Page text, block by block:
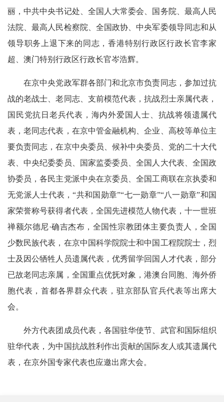
丽，中共中央书记处、全国人大常委会、国务院、最高人民
法院、最高人民检察院、全国政协、中央军委领导同志和从
领导职务上退下来的同志，香港特别行政区行政长官李家
超、澳门特别行政区行政长官岑浩辉。
在京中央党政军群各部门和北京市负责同志，参加过抗
战的老战士、老同志、支前模范代表，抗战烈士亲属代表，
国民党抗日老兵代表，海内外爱国人士、抗战将领遗属代
表，老同志代表，在京中管金融机构、企业、高校等单位主
要负责同志，在京中央委员、候补中央委员、党的二十大代
表、中央纪委委员、国家监委委员、全国人大代表、全国政
协委员，各民主党派中央在京委员、全国工商联在京执委和
无党派人士代表，“共和国勋章”“七一勋章”“八一勋章”和国
家荣誉称号获得者代表，全国先进模范人物代表，十一世班
禅额尔德尼·确吉杰布，全国性宗教团体主要负责人，全国
少数民族代表，在京中国科学院院士和中国工程院院士，烈
士及因公牺牲人员遗属代表，优秀留学回国人才代表，部分
已故老同志亲属，全国重点优抚对象，港澳台同胞、海外侨
胞代表，首都各界群众代表，驻京部队官兵代表等出席大
会。
外方代表团成员代表，各国驻华使节、武官和国际组织
驻华代表，为中国抗战胜利作出贡献的国际友人或其遗属代
表，在京外国专家代表也应邀出席大会。